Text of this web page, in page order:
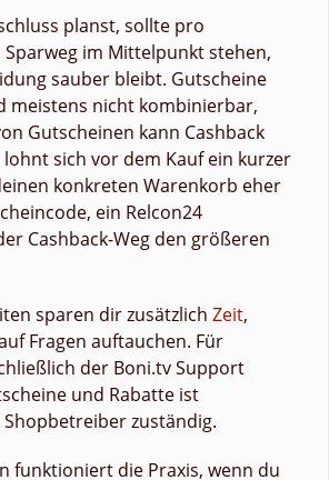
planst, sollte pro
im Mittelpunkt stehen,
sauber bleibt. Gutscheine
meistens nicht kombinierbar,
Gutscheinen kann Cashback
sich vor dem Kauf ein kurzer
konkreten Warenkorb eher
ein Relcon24
Cashback-Weg den größeren
sparen dir zusätzlich Zeit,
Fragen auftauchen. Für
der Boni.tv Support
und Rabatte ist
zuständig.
funktioniert die Praxis, wenn du